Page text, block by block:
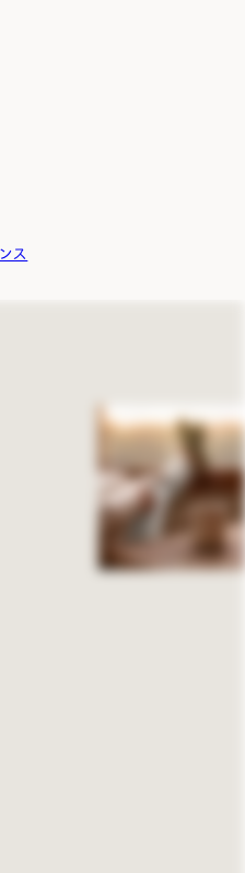
ス